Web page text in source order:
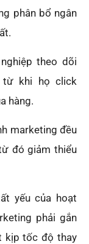
phân bổ ngân
theo dõi
từ khi họ click
hàng.
marketing đều
đó giảm thiểu
yếu của hoạt
phải gắn
kịp tốc độ thay